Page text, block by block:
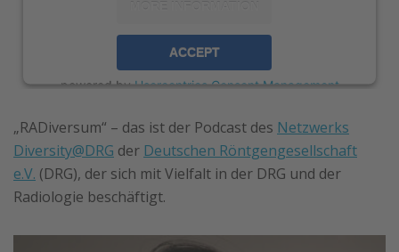
ACCEPT
powered byUsercentrics Consent Management
„RADiversum“ – das ist der Podcast des Netzwerks
Diversity@DRG der Deutschen Röntgengesellschaft
e.V. (DRG), der sich mit Vielfalt in der DRG und der
Radiologie beschäftigt.